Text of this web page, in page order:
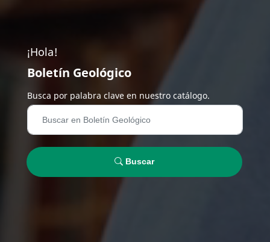
¡Hola!
Boletín Geológico
Busca por palabra clave en nuestro catálogo.
Buscar